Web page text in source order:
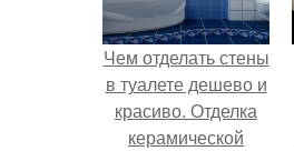
Чем отделать стены
в туалете дешево и
красиво. Отделка
керамической